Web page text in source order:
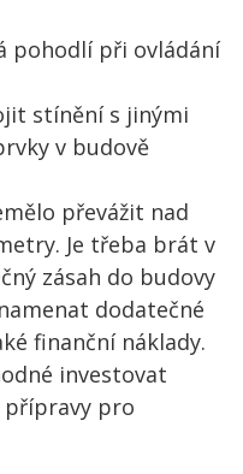
pohodlí při ovládání
stínění s jinými
v budově
převážit nad
Je třeba brát v
zásah do budovy
dodatečné
finanční náklady.
investovat
přípravy pro